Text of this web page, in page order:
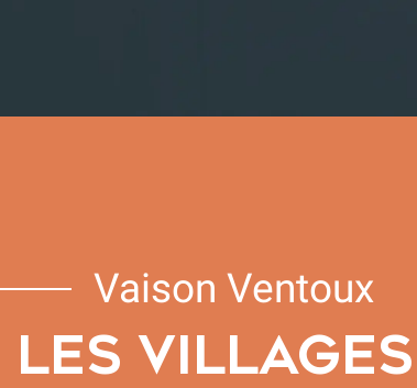
Vaison Ventoux
LES VILLAGES